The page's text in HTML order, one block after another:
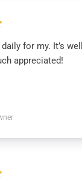
for my. It’s
appreciated!